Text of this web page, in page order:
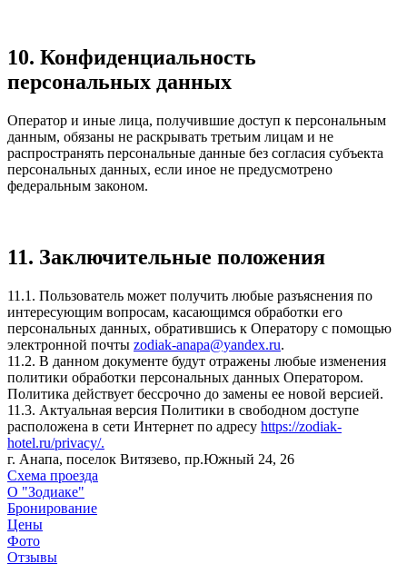
10. Конфиденциальность
персональных данных
Оператор и иные лица, получившие доступ к персональным
данным, обязаны не раскрывать третьим лицам и не
распространять персональные данные без согласия субъекта
персональных данных, если иное не предусмотрено
федеральным законом.
11. Заключительные положения
11.1. Пользователь может получить любые разъяснения по
интересующим вопросам, касающимся обработки его
персональных данных, обратившись к Оператору с помощью
электронной почты zodiak-anapa@yandex.ru.
11.2. В данном документе будут отражены любые изменения
политики обработки персональных данных Оператором.
Политика действует бессрочно до замены ее новой версией.
11.3. Актуальная версия Политики в свободном доступе
расположена в сети Интернет по адресу https://zodiak-
hotel.ru/privacy/.
г. Анапа, поселок Витязево, пр.Южный 24, 26
Схема проезда
О "Зодиаке"
Бронирование
Цены
Фото
Отзывы